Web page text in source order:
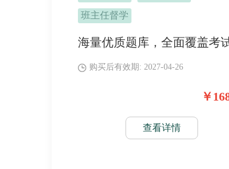
班主任督学
购买后有效期: 2027-04-26
￥
查看详情